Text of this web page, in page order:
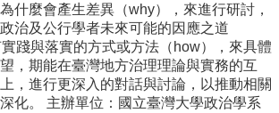
什麼會產生差異（why），來進行研討，
治及公行學者未來可能的因應之道
踐與落實的方式或方法（how）， 來具體
， 期能在臺灣地方治理理論與實務的互
， 進行更深入的對話與討論，以推動相關
化。 主辦單位：國立臺灣大學政治學系